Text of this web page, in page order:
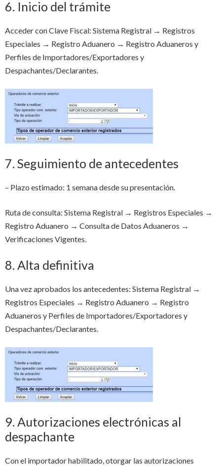
6. Inicio del trámite
Acceder con Clave Fiscal: Sistema Registral → Registros
Especiales → Registro Aduanero → Registro Aduaneros y
Perfiles de Importadores/Exportadores y
Despachantes/Declarantes.
7. Seguimiento de antecedentes
– Plazo estimado: 1 semana desde su presentación.
Ruta de consulta: Sistema Registral → Registros Especiales →
Registro Aduanero → Consulta de Datos Aduaneros →
Verificaciones Vigentes.
8. Alta definitiva
Una vez aprobados los antecedentes: Sistema Registral →
Registros Especiales → Registro Aduanero → Registro
Aduaneros y Perfiles de Importadores/Exportadores y
Despachantes/Declarantes.
9. Autorizaciones electrónicas al
despachante
Con el importador habilitado, otorgar las autorizaciones